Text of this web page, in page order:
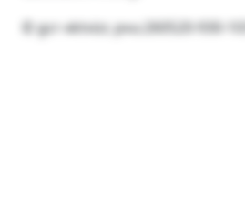
© gcr-xktvizr, pvu:260520-930-